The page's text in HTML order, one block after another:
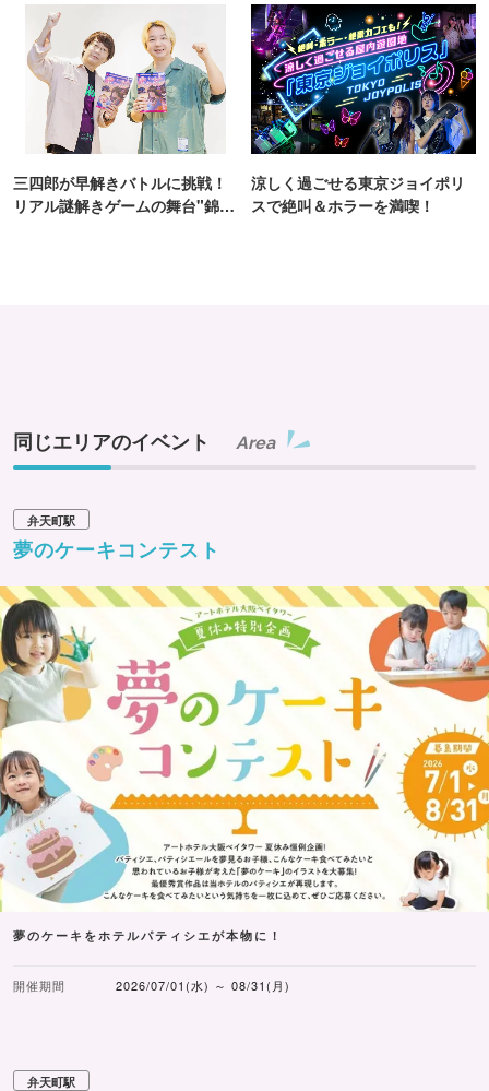
三四郎が早解きバトルに挑戦！
リアル謎解きゲームの舞台"錦糸
涼しく過ごせる東京ジョイポリ
スで絶叫＆ホラーを満喫！
同じエリアのイベント Area
弁天町駅
夢のケーキコンテスト
夢のケーキをホテルパティシエが本物に！
開催期間 2026/07/01(水) ～ 08/31(月)
弁天町駅